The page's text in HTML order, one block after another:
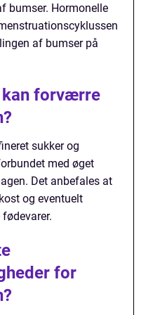
bumser. Hormonelle
af bumser på
kan forværre
sukker og
med øget
Det anbefales at
og eventuelt
for